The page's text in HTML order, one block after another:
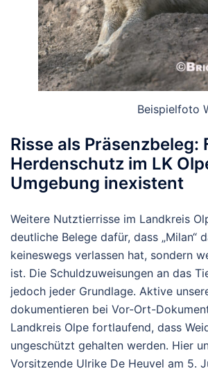
Beispielfoto
Risse als Präsenzbeleg:
Herdenschutz im LK
Umgebung inexistent
Weitere Nutztierrisse im Landkreis
deutliche Belege dafür, dass „Milan“
keineswegs verlassen hat, sondern
ist. Die Schuldzuweisungen an das
jedoch jeder Grundlage. Aktive
dokumentieren bei Vor-Ort-
Landkreis Olpe fortlaufend, dass
ungeschützt gehalten werden. Hier
Vorsitzende Ulrike De Heuvel am 5.